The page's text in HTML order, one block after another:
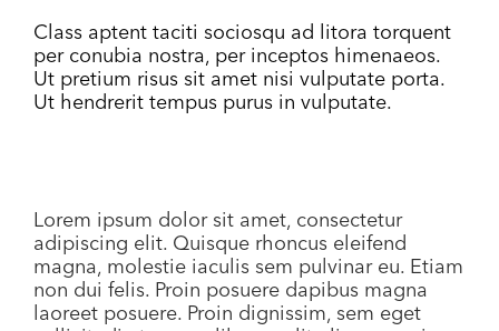
Class aptent taciti sociosqu ad litora torquent
per conubia nostra, per inceptos himenaeos.
Ut pretium risus sit amet nisi vulputate porta.
Ut hendrerit tempus purus in vulputate.
Lorem ipsum dolor sit amet, consectetur
adipiscing elit. Quisque rhoncus eleifend
magna, molestie iaculis sem pulvinar eu. Etiam
non dui felis. Proin posuere dapibus magna
laoreet posuere. Proin dignissim, sem eget